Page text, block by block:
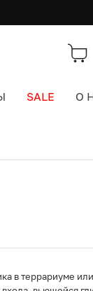
SALE О
в террариуме